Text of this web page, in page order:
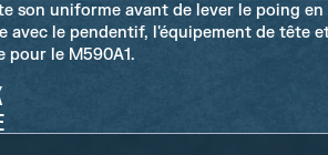
son uniforme avant de lever le poing
avec le pendentif, l'équipement de tête
pour le M590A1.